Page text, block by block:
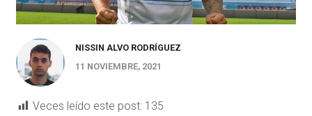
NISSIN ALVO RODRÍGUEZ
11 NOVIEMBRE, 2021
Veces leído este post: 135